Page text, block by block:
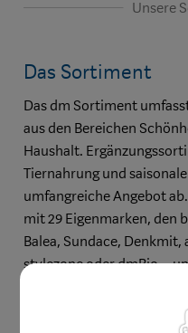
Unsere
Das Sortiment
Das dm Sortiment
aus den Bereichen
Haushalt.
Tiernahrung und
umfangreiche Angebot
mit 29 Eigenmarken, den
Balea, Sundace, Denkmit,
stylezone oder dmBio –
Naturkosmetik und